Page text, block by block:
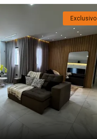
Exclusivo